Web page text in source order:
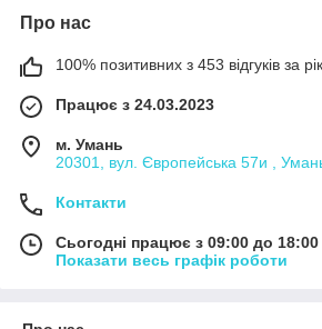
Про нас
100% позитивних з 453 відгуків за рік
Працює з 24.03.2023
м. Умань
20301, вул. Європейська 57и ,
Контакти
Сьогодні працює з 09:00 до 18:00
Показати весь графік роботи